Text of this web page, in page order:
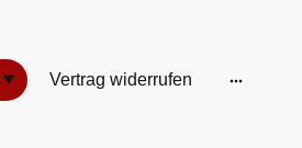
Vertrag widerrufen